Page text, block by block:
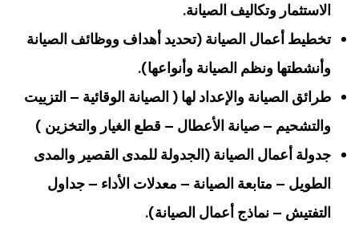
الاستثمار وتكاليف الصيانة.
تخطيط أعمال الصيانة (تحديد أهداف ووظائف الصيانة
وأنشطتها ونظم الصيانة وأنواعها).
طرائق الصيانة والإعداد لها ( الصيانة الوقائية – التزييت
والتشحيم – صيانة الأعطال – قطع الغيار والتخزين )
جدولة أعمال الصيانة (الجدولة للمدى القصير والمدى
الطويل – متابعة الصيانة – معدلات الأداء – جداول
التفتيش – نماذج أعمال الصيانة).